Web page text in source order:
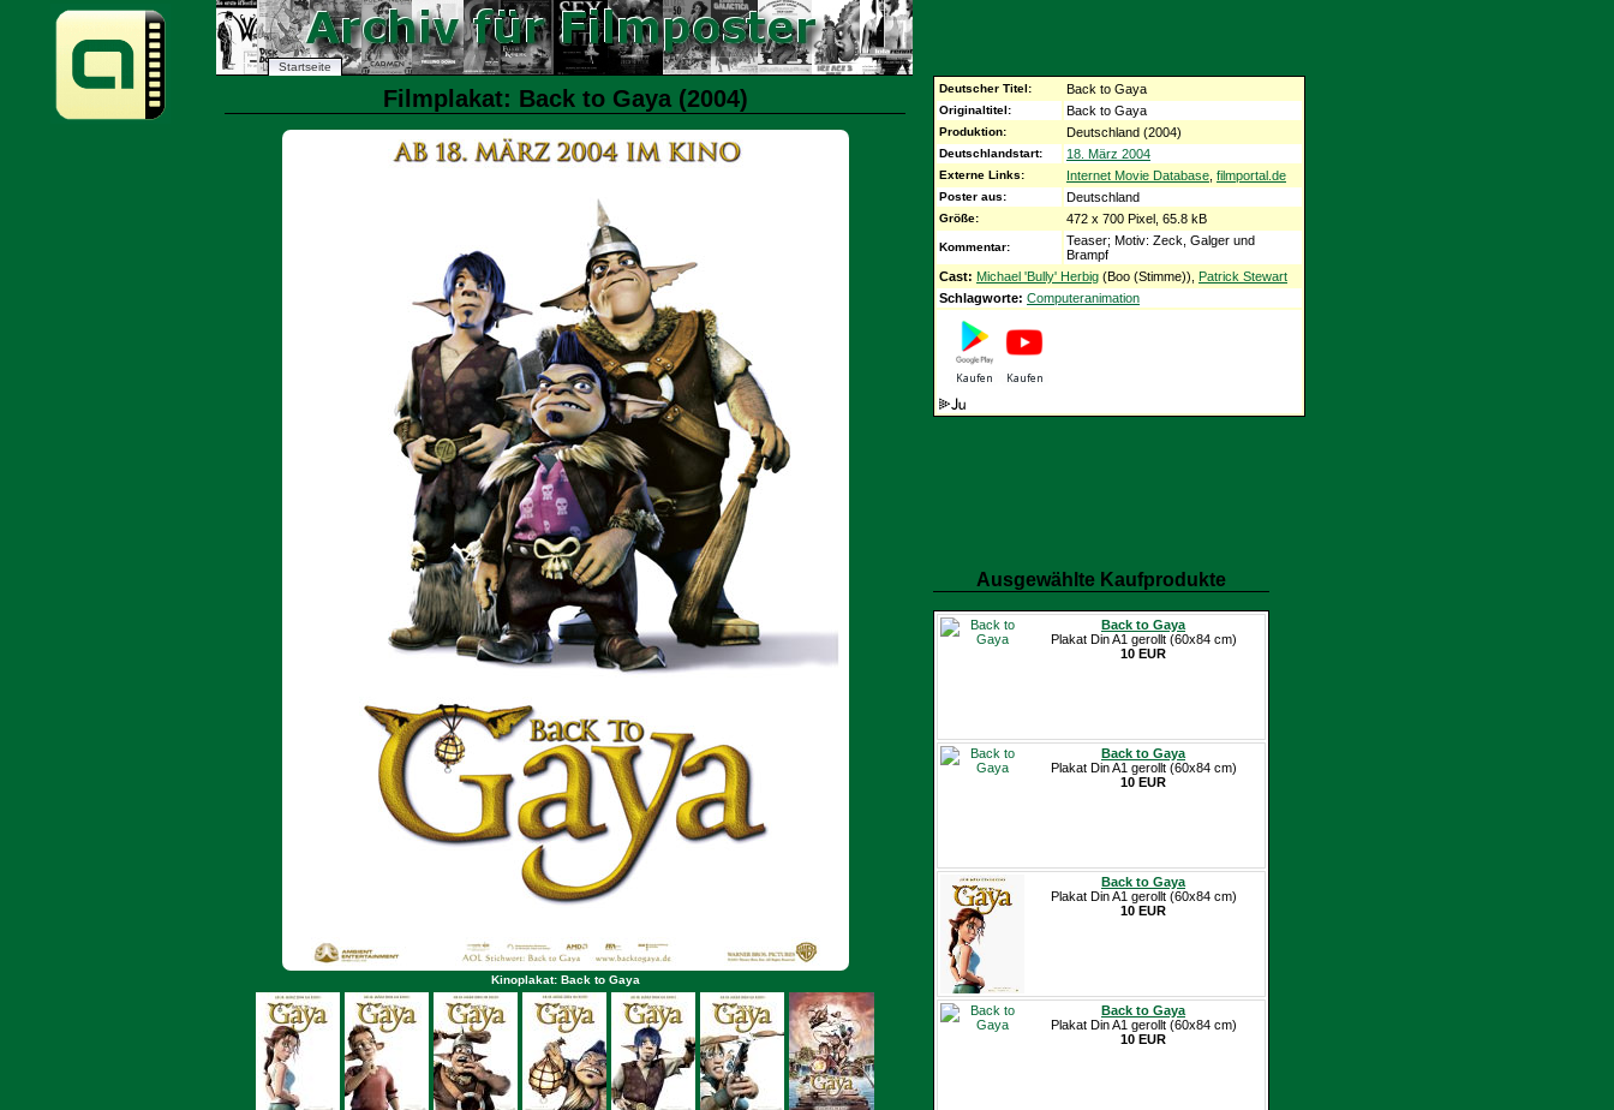
Startseite
Filmplakat: Back to Gaya (2004)
Kinoplakat: Back to Gaya
Deutscher Titel: Back to Gaya
Originaltitel: Back to Gaya
Produktion: Deutschland (2004)
Deutschlandstart: 18. März 2004
Externe Links: Internet Movie Database filmportal.de
Poster aus: Deutschland
Größe: 472 x 700 Pixel, 65.8 kB
Kommentar:
Teaser; Motiv: Zeck, Galger und
Brampf
Cast: Michael 'Bully' Herbig (Boo (Stimme)), Patrick Stewart
Schlagworte: Computeranimation
Ausgewählte Kaufprodukte
Back to Gaya
Plakat Din A1 gerollt (60x84 cm)
10 EUR
Back to Gaya
Plakat Din A1 gerollt (60x84 cm)
10 EUR
Back to Gaya
Plakat Din A1 gerollt (60x84 cm)
10 EUR
Back to Gaya
Plakat Din A1 gerollt (60x84 cm)
10 EUR